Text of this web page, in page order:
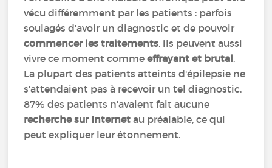
vécu différemment par les patients : parfois
soulagés d'avoir un diagnostic et de pouvoir
commencer les traitements, ils peuvent aussi
vivre ce moment commeeffrayant et brutal.
La plupart des patients atteints d'épilepsie ne
s'attendaient pas à recevoir un tel diagnostic.
87% des patients n'avaient fait aucune
recherche sur Internet au préalable, ce qui
peut expliquer leur étonnement.